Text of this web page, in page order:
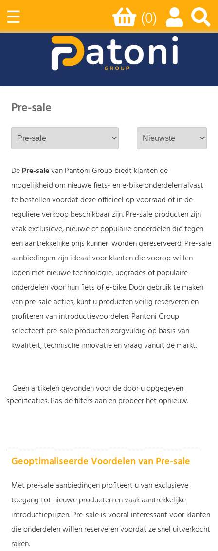
☰ (0)
Pre-sale
DePre-salevan Pantoni Group biedt klanten de
mogelijkheid om nieuwe fiets- en e-bike onderdelen alvast
te bestellen voordat deze officieel op voorraad of in de
reguliere verkoop beschikbaar zijn. Pre-sale producten zijn
vaak exclusieve, nieuwe of populaire onderdelen die tegen
een aantrekkelijke prijs kunnen worden gereserveerd. Pre-sale
aanbiedingen zijn ideaal voor klanten die voorop willen
lopen met nieuwe technologie, upgrades of populaire
onderdelen voor hun fiets of e-bike. Door gebruik te maken
van pre-sale acties, kunt u producten veilig reserveren en
profiteren van introductievoordelen. Pantoni Group
selecteert pre-sale producten zorgvuldig op basis van
kwaliteit, technische innovatie en vraag vanuit de markt.
Geen artikelen gevonden voor de door u opgegeven
specificaties. Pas de filters aan en probeer het opnieuw.
Geoptimaliseerde Voordelen van Pre-sale
Met pre-sale aanbiedingen profiteert u van exclusieve
toegang tot nieuwe producten en vaak aantrekkelijke
introductieprijzen. Pre-sale is vooral interessant voor klanten
die onderdelen willen reserveren voordat ze snel uitverkocht
raken.